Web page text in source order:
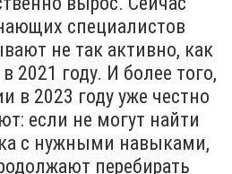
специалистов
не так активно, как
2021 году. И более того,
в 2023 году уже честно
если не могут найти
с нужными навыками,
перебирать